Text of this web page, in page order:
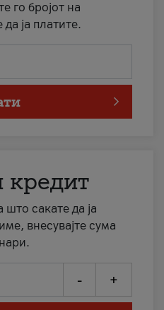
го бројот на
ја платите.
кредит
што сакате да ја
внесувајте сума
- +